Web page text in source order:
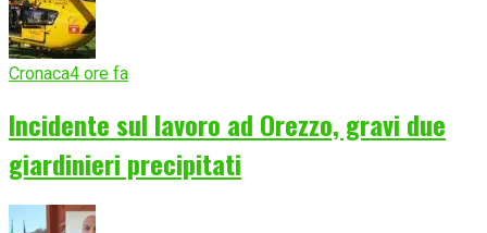
Cronaca4 ore fa
Incidente sul lavoro ad Orezzo, gravi due
giardinieri precipitati